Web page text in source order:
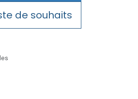
de souhaits